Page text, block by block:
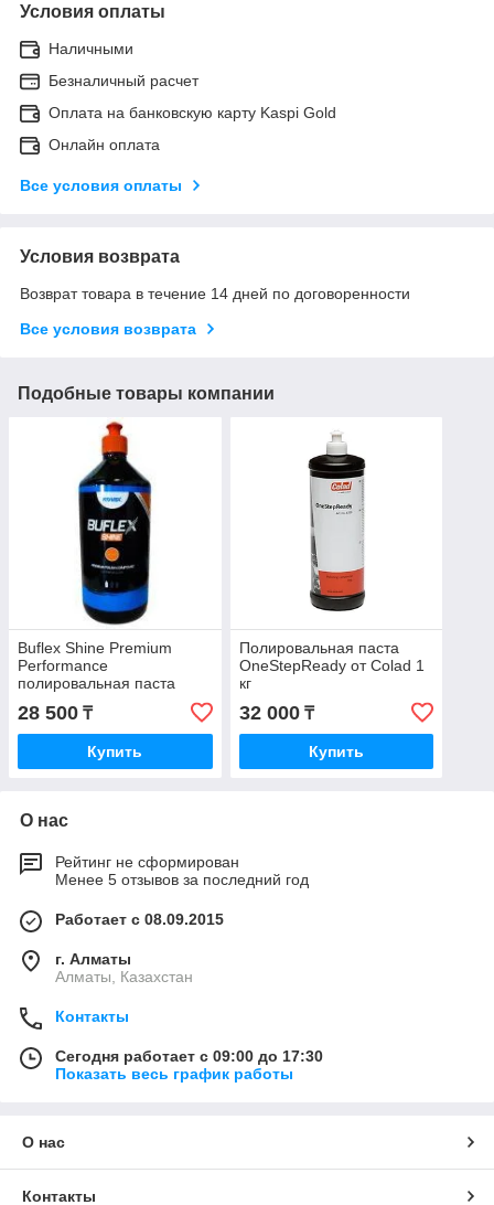
Условия оплаты
Наличными
Безналичный расчет
Оплата на банковскую карту Kaspi Gold
Онлайн оплата
Все условия оплаты
Условия возврата
Возврат товара в течение 14 дней по договоренности
Все условия возврата
Подобные товары компании
Buflex Shine Premium
Performance
полировальная паста
Kovax 1 кг (8582100)
28 500 ₸
Купить
Полировальная паста
OneStepReady от Colad 1
кг
32 000₸
Купить
О нас
Рейтинг не сформирован
Менее 5 отзывов за последний год
Работает с 08.09.2015
г. Алматы
Алматы, Казахстан
Контакты
Сегодня работает с 09:00 до 17:30
Показать весь график работы
О нас
Контакты